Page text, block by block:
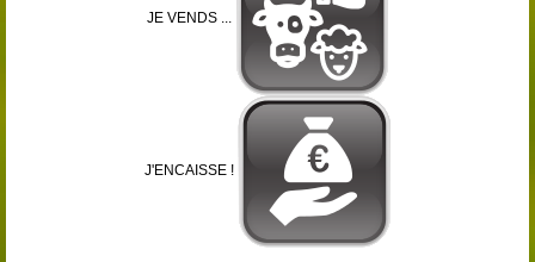
JE VENDS ...
J'ENCAISSE !